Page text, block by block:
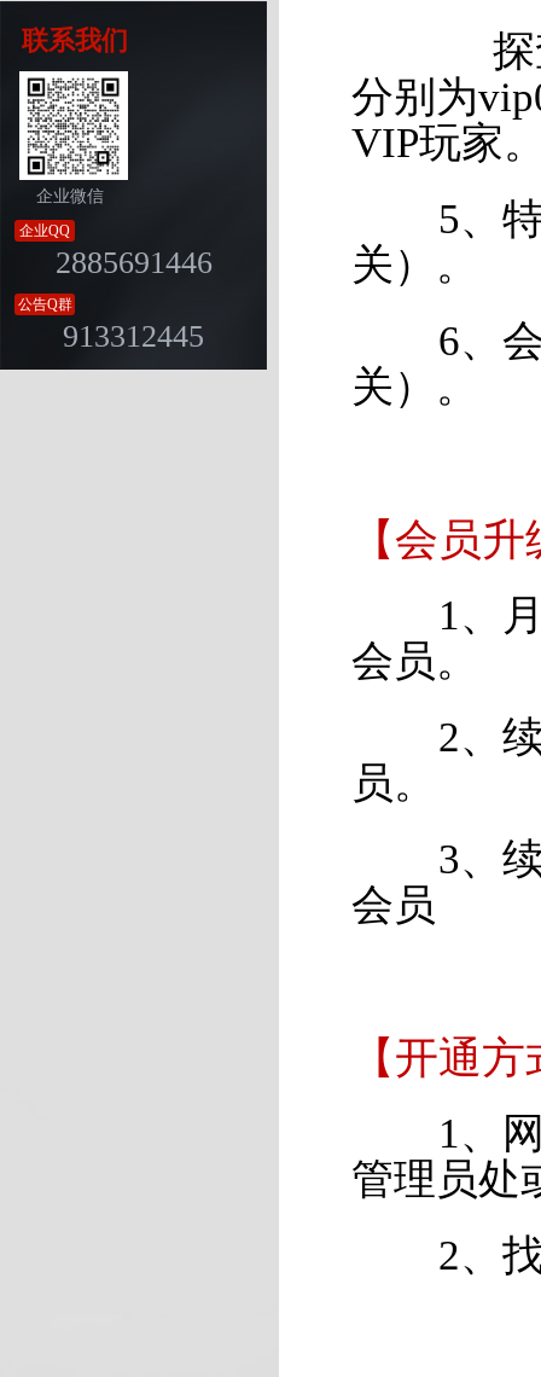
联系我们
企业微信
企业QQ
2885691446
公告Q群
913312445
探查规
分别为
VIP玩家
5、特
关）。
6、会
关）。
【会员
1、月
会员。
2、续
员。
3、续
会员
【开通
1、网
管理员处
2、找